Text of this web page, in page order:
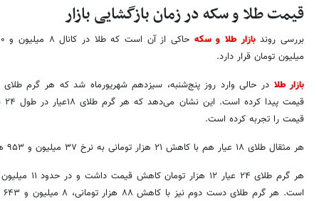
قیمت طلا و سکه در زمان بازگشایی بازار
بررسی روندبازار طلا و سکه
میلیون تومان قرار دارد.
بازار طلا
قیمت را تجربه کرده است.
هر مثقال طلای ۱۸ عیار هم با کاهش ۲۱ هزار تومانی به نرخ ۳۷ میلیون و ۹۵۳ هزار تومان رسیده است.